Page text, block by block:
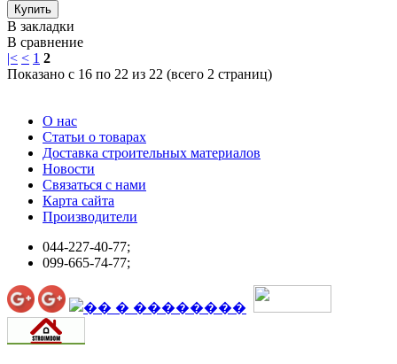
В закладки
В сравнение
|< < 1 2
Показано с 16 по 22 из 22 (всего 2 страниц)
О нас
Статьи о товарах
Доставка строительных материалов
Новости
Связаться с нами
Карта сайта
Производители
044-227-40-77;
099-665-74-77;